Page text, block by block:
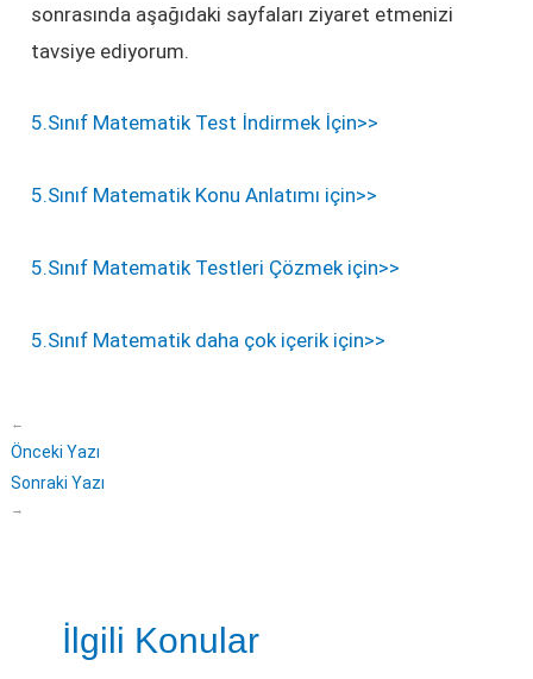
sonrasında aşağıdaki sayfaları ziyaret etmenizi
tavsiye ediyorum.
5.Sınıf Matematik Test İndirmek İçin>>
5.Sınıf Matematik Konu Anlatımı için>>
5.Sınıf Matematik Testleri Çözmek için>>
5.Sınıf Matematik daha çok içerik için>>
←
Önceki Yazı
Sonraki Yazı
→
İlgili Konular